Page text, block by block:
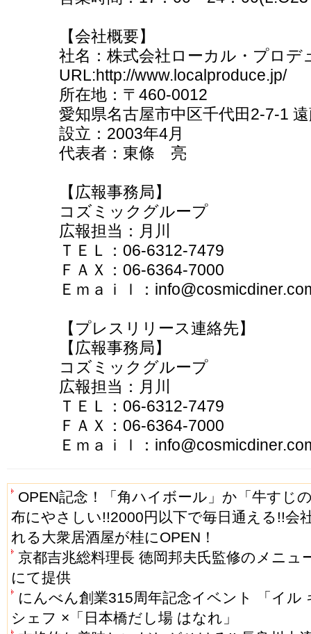
【会社概要】
社名：株式会社ローカル・プロデ
URL:http://www.localproduce.jp/
所在地：〒460-0012
愛知県名古屋市中区千代田2-7-1
設立：2003年4月
代表者：東條 亮
【広報事務局】
コズミックグループ
広報担当：月川
ＴＥＬ：06-6312-7479
ＦＡＸ：06-6364-7000
Ｅｍａｉｌ：
【プレスリリース連絡先】
【広報事務局】
コズミックグループ
広報担当：月川
ＴＥＬ：06-6312-7479
ＦＡＸ：06-6364-7000
Ｅｍａｉｌ：
OPEN記念！「角ハイボール」か「牛すじ
布にやさしい!!2000円以下で毎日通える!!会
れる大衆居酒屋が桂にOPEN！
京都吉兆総料理長 徳岡邦夫氏監修のメニ
にて提供
にんべん創業315周年記念イベント 「イル
シェフ ×「日本橋だし場 はなれ」